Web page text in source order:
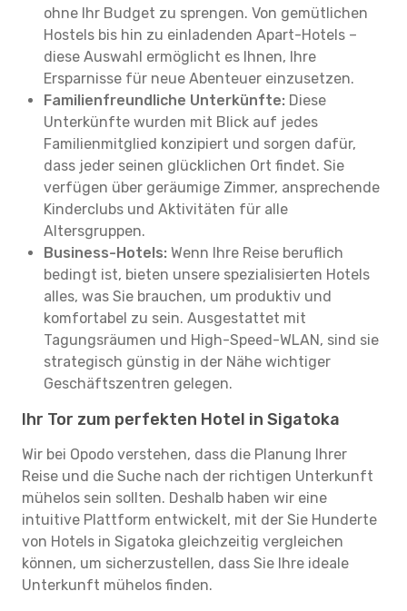
ohne Ihr Budget zu sprengen. Von gemütlichen
Hostels bis hin zu einladenden Apart-Hotels –
diese Auswahl ermöglicht es Ihnen, Ihre
Ersparnisse für neue Abenteuer einzusetzen.
Familienfreundliche Unterkünfte: Diese
Unterkünfte wurden mit Blick auf jedes
Familienmitglied konzipiert und sorgen dafür,
dass jeder seinen glücklichen Ort findet. Sie
verfügen über geräumige Zimmer, ansprechende
Kinderclubs und Aktivitäten für alle
Altersgruppen.
Business-Hotels: Wenn Ihre Reise beruflich
bedingt ist, bieten unsere spezialisierten Hotels
alles, was Sie brauchen, um produktiv und
komfortabel zu sein. Ausgestattet mit
Tagungsräumen und High-Speed-WLAN, sind sie
strategisch günstig in der Nähe wichtiger
Geschäftszentren gelegen.
Ihr Tor zum perfekten Hotel in Sigatoka
Wir bei Opodo verstehen, dass die Planung Ihrer
Reise und die Suche nach der richtigen Unterkunft
mühelos sein sollten. Deshalb haben wir eine
intuitive Plattform entwickelt, mit der Sie Hunderte
von Hotels in Sigatoka gleichzeitig vergleichen
können, um sicherzustellen, dass Sie Ihre ideale
Unterkunft mühelos finden.